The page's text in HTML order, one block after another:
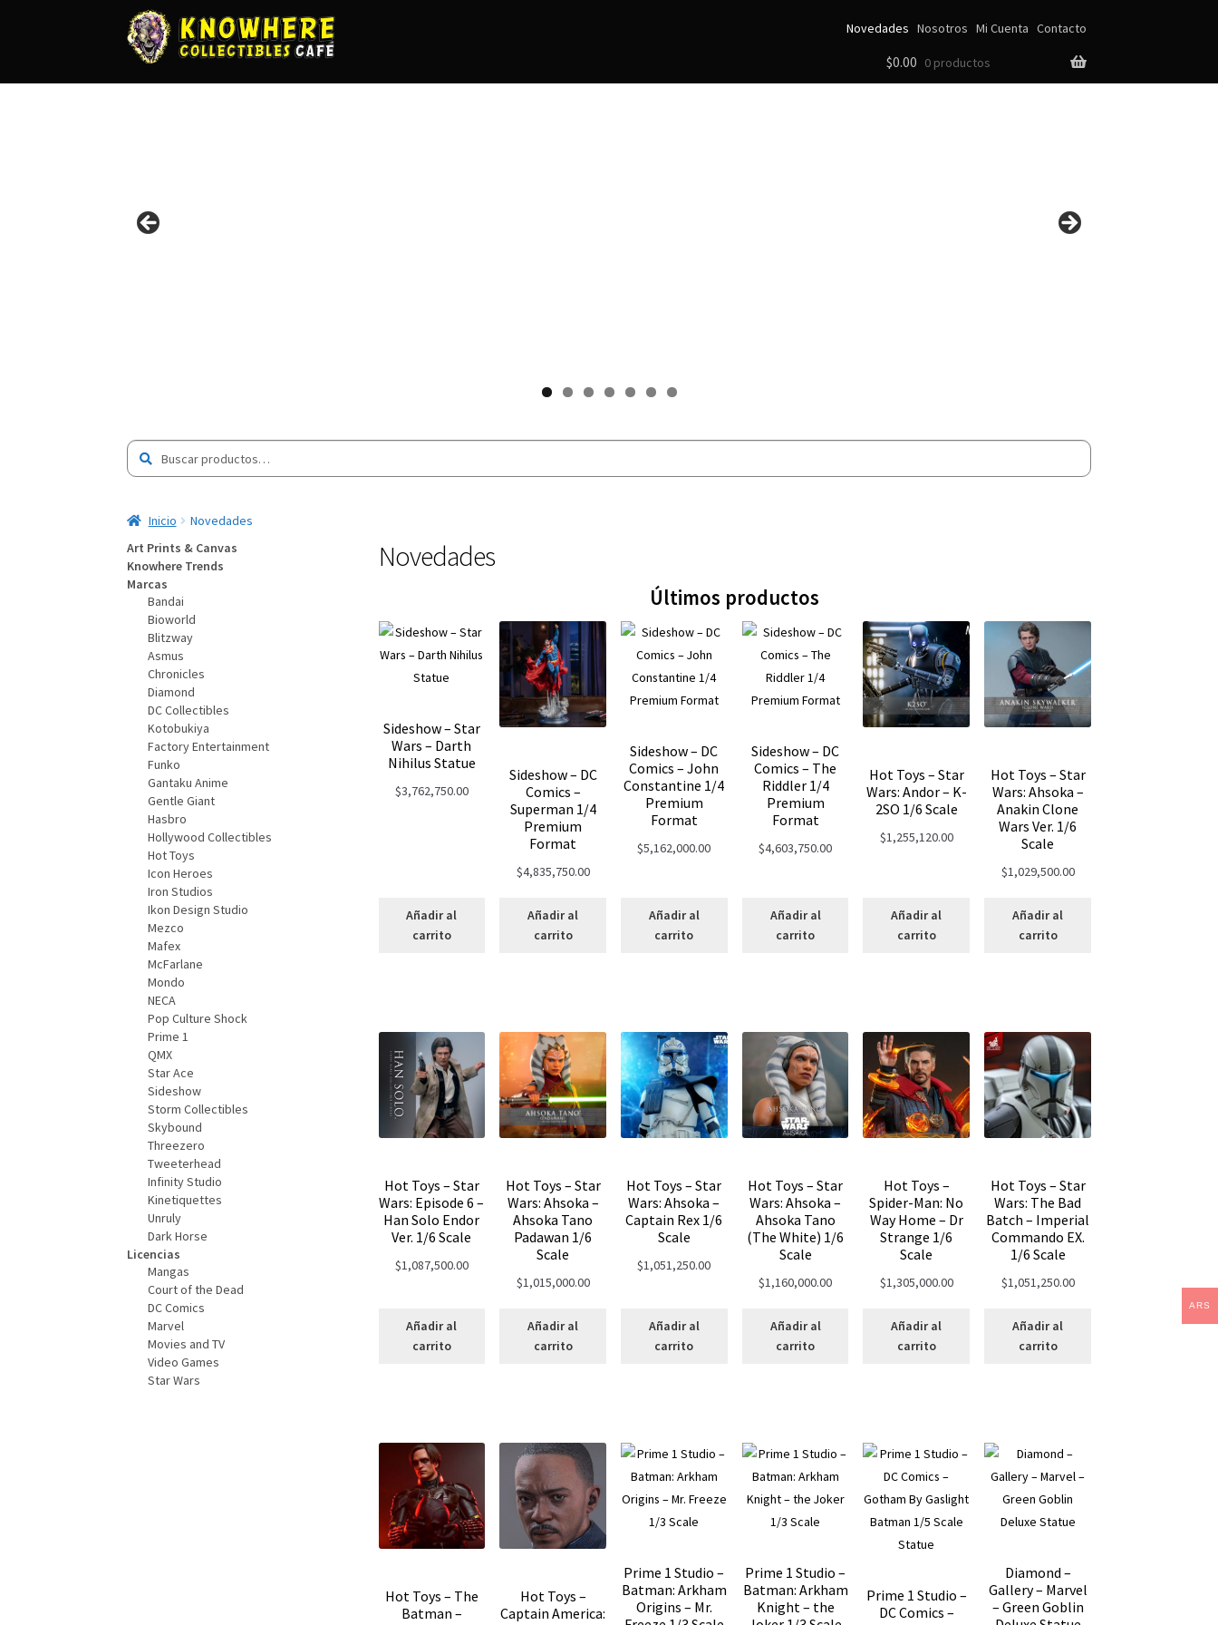
Novedades Nosotros Mi Cuenta Contacto
$0.00 0 productos
por:
Inicio Novedades
Novedades
Últimos productos
Sideshow – Star
Wars – Darth
Nihilus Statue
$3,762,750.00
Añadir al
carrito
Sideshow – DC
Comics –
Superman 1/4
Premium
Format
$4,835,750.00
Añadir al
carrito
Sideshow – DC
Comics – John
Constantine 1/4
Premium
Format
$5,162,000.00
Añadir al
carrito
Sideshow – DC
Comics – The
Riddler 1/4
Premium
Format
$4,603,750.00
Añadir al
carrito
Hot Toys – Star
Wars: Andor – K-
2SO 1/6 Scale
$1,255,120.00
Añadir al
carrito
Hot Toys – Star
Wars: Ahsoka –
Anakin Clone
Wars Ver. 1/6
Scale
$1,029,500.00
Añadir al
carrito
Hot Toys – Star
Wars: Episode 6 –
Han Solo Endor
Ver. 1/6 Scale
$1,087,500.00
Añadir al
carrito
Hot Toys – Star
Wars: Ahsoka –
Ahsoka Tano
Padawan 1/6
Scale
$1,015,000.00
Añadir al
carrito
Hot Toys – Star
Wars: Ahsoka –
Captain Rex 1/6
Scale
$1,051,250.00
Añadir al
carrito
Hot Toys – Star
Wars: Ahsoka –
Ahsoka Tano
(The White) 1/6
Scale
$1,160,000.00
Añadir al
carrito
Hot Toys –
Spider-Man: No
Way Home – Dr
Strange 1/6
Scale
$1,305,000.00
Añadir al
carrito
Hot Toys – Star
Wars: The Bad
Batch – Imperial
Commando EX.
1/6 Scale
$1,051,250.00
Añadir al
carrito
Hot Toys – The
Batman –
Hot Toys –
Captain America:
Prime 1 Studio –
Batman: Arkham
Origins – Mr.
Prime 1 Studio –
Batman: Arkham
Knight – the
Prime 1 Studio –
DC Comics –
Diamond –
Gallery – Marvel
– Green Goblin
Art Prints & Canvas
Knowhere Trends
Marcas
Bandai
Bioworld
Blitzway
Asmus
Chronicles
Diamond
DC Collectibles
Kotobukiya
Factory Entertainment
Funko
Gantaku Anime
Gentle Giant
Hasbro
Hollywood Collectibles
Hot Toys
Icon Heroes
Iron Studios
Ikon Design Studio
Mezco
Mafex
McFarlane
Mondo
NECA
Pop Culture Shock
Prime 1
QMX
Star Ace
Sideshow
Storm Collectibles
Skybound
Threezero
Tweeterhead
Infinity Studio
Kinetiquettes
Unruly
Dark Horse
Licencias
Mangas
Court of the Dead
DC Comics
Marvel
Movies and TV
Video Games
Star Wars
ARS